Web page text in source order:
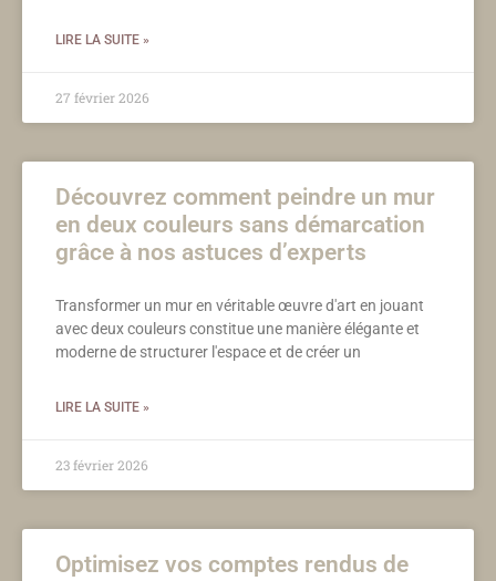
LIRE LA SUITE »
27 février 2026
Découvrez comment peindre un mur
en deux couleurs sans démarcation
grâce à nos astuces d’experts
Transformer un mur en véritable œuvre d'art en jouant
avec deux couleurs constitue une manière élégante et
moderne de structurer l'espace et de créer un
LIRE LA SUITE »
23 février 2026
Optimisez vos comptes rendus de